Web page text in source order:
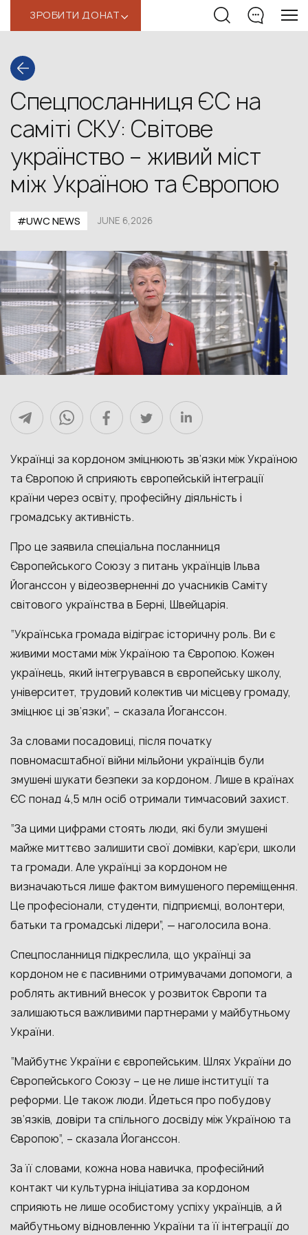
ЗРОБИТИ ДОНАТ‹
Спецпосланниця ЄС на
саміті СКУ: Світове
українство – живий міст
між Україною та Європою
#UWС NEWS JUNE 6,2026
Українці за кордоном зміцнюють зв’язки між Україною
та Європою й сприяють європейській інтеграції
країни через освіту, професійну діяльність і
громадську активність.
Про це заявила спеціальна посланниця
Європейського Союзу з питань українців Ільва
Йоганссон у відеозверненні до учасників Cаміту
світового українства в Берні, Швейцарія.
“Українська громада відіграє історичну роль. Ви є
живими мостами між Україною та Європою. Кожен
українець, який інтегрувався в європейську школу,
університет, трудовий колектив чи місцеву громаду,
зміцнює ці зв’язки”, – сказала Йоганссон.
За словами посадовиці, після початку
повномасштабної війни мільйони українців були
змушені шукати безпеки за кордоном. Лише в країнах
ЄС понад 4,5 млн осіб отримали тимчасовий захист.
“За цими цифрами стоять люди, які були змушені
майже миттєво залишити свої домівки, кар’єри, школи
та громади. Але українці за кордоном не
визначаються лише фактом вимушеного переміщення.
Це професіонали, студенти, підприємці, волонтери,
батьки та громадські лідери”, — наголосила вона.
Спецпосланниця підкреслила, що українці за
кордоном не є пасивними отримувачами допомоги, а
роблять активний внесок у розвиток Європи та
залишаються важливими партнерами у майбутньому
України.
“Майбутнє України є європейським. Шлях України до
Європейського Союзу – це не лише інституції та
реформи. Це також люди. Йдеться про побудову
зв’язків, довіри та спільного досвіду між Україною та
Європою”, – сказала Йоганссон.
За її словами, кожна нова навичка, професійний
контакт чи культурна ініціатива за кордоном
сприяють не лише особистому успіху українців, а й
майбутньому відновленню України та її інтеграції до